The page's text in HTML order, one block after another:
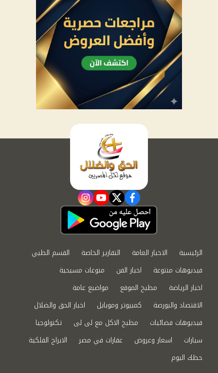
facebook
twitter
youtube
instagram
الرئيسية الاخبار العامة التقارير الخاصة
القسم الطبي
فيديوهات متنوعة
اخبار الفن
منوعات مسيحية
اخبار الرياضة
مطبخ الموقع
مواضيع عامة
الاقتصاد والبورصة
كمبيوتر وموبايل
اخبار الحق والضلال
فيديوهات فضائيات
مطبخ الاكل مع لى لى
تكنولوجيا
سيارات
اسعار وعروض عقارات في مصر
الابراج الفلكية
حظك اليوم